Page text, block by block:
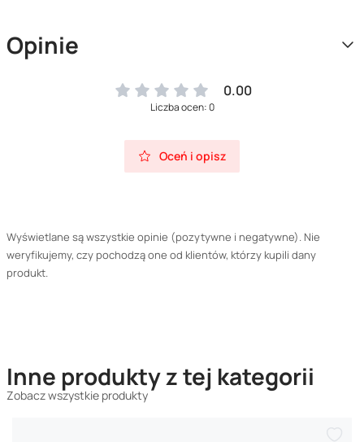
Opinie
0.00
Liczba ocen: 0
Oceń i opisz
Wyświetlane są wszystkie opinie (pozytywne i negatywne). Nie
weryfikujemy, czy pochodzą one od klientów, którzy kupili dany
produkt.
Inne produkty z tej kategorii
Zobacz wszystkie produkty